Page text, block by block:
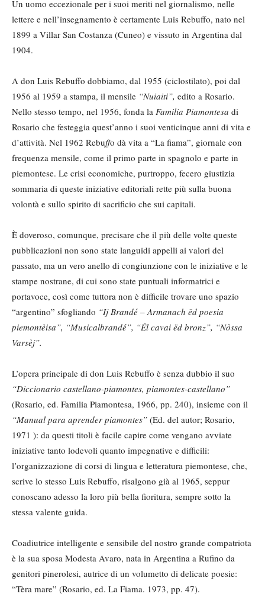
Un uomo eccezionale per i suoi meriti nel giornalismo, nelle
lettere e nell’insegnamento è certamente Luis Rebuffo, nato nel
1899 a Villar San Costanza (Cuneo) e vissuto in Argentina dal
1904.
A don Luis Rebuffo dobbiamo, dal 1955 (ciclostilato), poi dal
1956 al 1959 a stampa, il mensile “Nuiaiti”, edito a Rosario.
Nello stesso tempo, nel 1956, fonda la Familia Piamontesa di
Rosario che festeggia quest’anno i suoi venticinque anni di vita e
d’attività. Nel 1962 Rebuffo dà vita a “La fiama”, giornale con
frequenza mensile, come il primo parte in spagnolo e parte in
piemontese. Le crisi economiche, purtroppo, fecero giustizia
sommaria di queste iniziative editoriali rette più sulla buona
volontà e sullo spirito di sacrificio che sui capitali.
È doveroso, comunque, precisare che il più delle volte queste
pubblicazioni non sono state languidi appelli ai valori del
passato, ma un vero anello di congiunzione con le iniziative e le
stampe nostrane, di cui sono state puntuali informatrici e
portavoce, così come tuttora non è difficile trovare uno spazio
“argentino” sfogliando “Ij Brandé – Armanach ëd poesia
piemontèisa”, “Musicalbrandé”, “Èl cavai ëd bronz”, “Nòssa
Varsèj”.
L’opera principale di don Luis Rebuffo è senza dubbio il suo
“Diccionario castellano-piamontes, piamontes-castellano”
(Rosario, ed. Familia Piamontesa, 1966, pp. 240), insieme con il
“Manual para aprender piamontes” (Ed. del autor; Rosario,
1971 ): da questi titoli è facile capire come vengano avviate
iniziative tanto lodevoli quanto impegnative e difficili:
l’organizzazione di corsi di lingua e letteratura piemontese, che,
scrive lo stesso Luis Rebuffo, risalgono già al 1965, seppur
conoscano adesso la loro più bella fioritura, sempre sotto la
stessa valente guida.
Coadiutrice intelligente e sensibile del nostro grande compatriota
è la sua sposa Modesta Avaro, nata in Argentina a Rufino da
genitori pinerolesi, autrice di un volumetto di delicate poesie:
“Tèra mare” (Rosario, ed. La Fiama. 1973, pp. 47).